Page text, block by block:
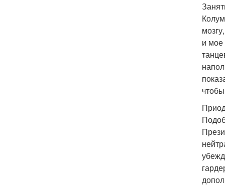
и мое